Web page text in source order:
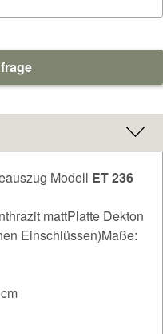
Modell ET 236
mattPlatte Dekton
Einschlüssen)Maße: